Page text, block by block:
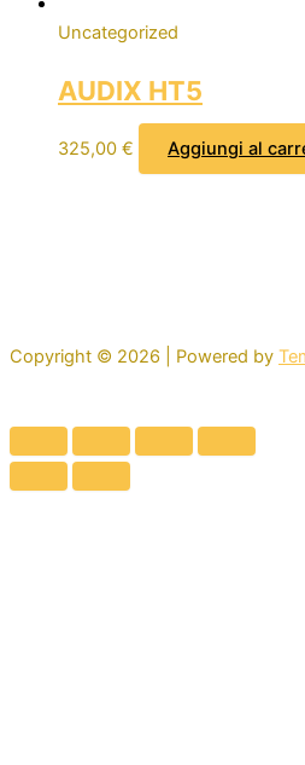
Uncategorized
AUDIX HT5
325,00 € Aggiungi al
Copyright © 2026 | Powered by